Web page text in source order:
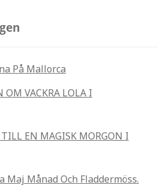
På Mallorca
OM VACKRA LOLA I
EN MAGISK MORGON I
Maj Månad Och Fladdermöss.